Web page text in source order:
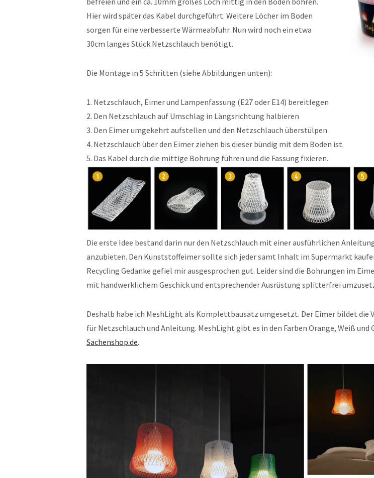
Hier wird später das Kabel durchgeführt. Weitere Löcher im Boden
sorgen für eine verbesserte Wärmeabfuhr. Nun wird noch ein etwa
30cm langes Stück Netzschlauch benötigt.
Die Montage in 5 Schritten (siehe Abbildungen unten):
1. Netzschlauch, Eimer und Lampenfassung (E27 oder E14) bereitlegen
2. Den Netzschlauch auf Umschlag in Längsrichtung halbieren
3. Den Eimer umgekehrt aufstellen und den Netzschlauch überstülpen
4. Netzschlauch über den Eimer ziehen bis dieser bündig mit dem Boden ist.
5. Das Kabel durch die mittige Bohrung führen und die Fassung fixieren.
Die erste Idee bestand darin nur den Netzschlauch mit einer ausführlichen
anzubieten. Den Kunststoffeimer sollte sich jeder samt Inhalt im Supermarkt
Recycling Gedanke gefiel mir ausgesprochen gut. Leider sind die Bohrungen im
mit handwerklichem Geschick und entsprechender Ausrüstung splitterfrei
Deshalb habe ich MeshLight als Komplettbausatz umgesetzt. Der Eimer bildet die
für Netzschlauch und Anleitung. MeshLight gibt es in den Farben Orange, Weiß und
Sachenshop.de.